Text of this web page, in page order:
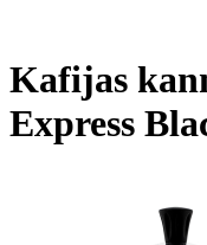
Kafijas
Express